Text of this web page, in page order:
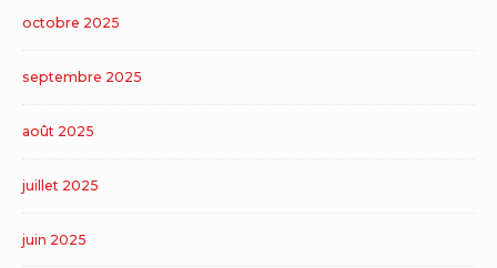
octobre 2025
septembre 2025
août 2025
juillet 2025
juin 2025